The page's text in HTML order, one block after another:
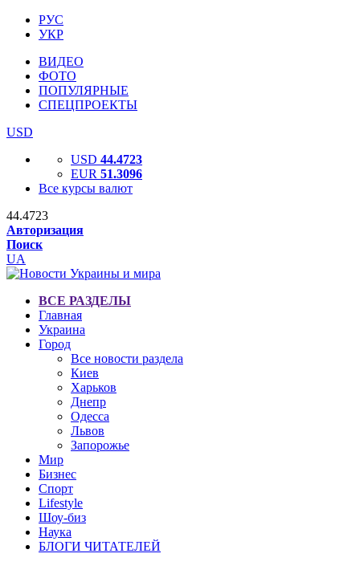
РУС
УКР
ВИДЕО
ФОТО
ПОПУЛЯРНЫЕ
СПЕЦПРОЕКТЫ
USD
USD 44.4723
EUR 51.3096
Все курсы валют
44.4723
Авторизация
Поиск
UA
ВСЕ РАЗДЕЛЫ
Главная
Украина
Город
Все новости раздела
Киев
Харьков
Днепр
Одесса
Львов
Запорожье
Мир
Бизнес
Спорт
Lifestyle
Шоу-биз
Наука
БЛОГИ ЧИТАТЕЛЕЙ